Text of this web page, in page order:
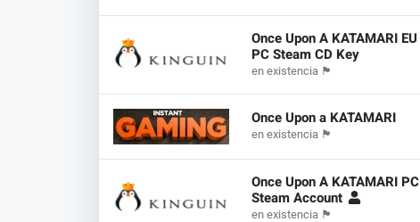
Once Upon A KATAMARI EU
PC Steam CD Key
en existencia 🏴
Once Upon a KATAMARI
en existencia 🏴
Once Upon A KATAMARI PC
Steam Account
en existencia 🏴